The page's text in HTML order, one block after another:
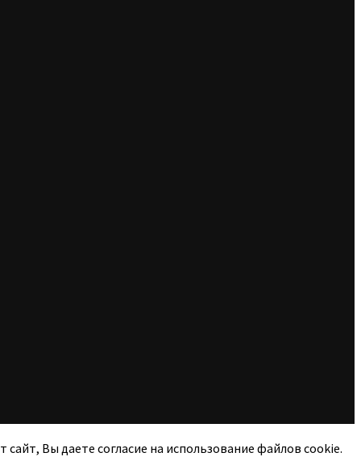
Вы даете согласие на использование файлов cookie.